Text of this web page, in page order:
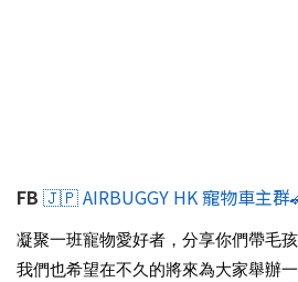
FB 🇯🇵 AIRBUGGY HK 寵物車主群
凝聚一班寵物愛好者，分享你們帶毛
我們也希望在不久的將來為大家舉辦